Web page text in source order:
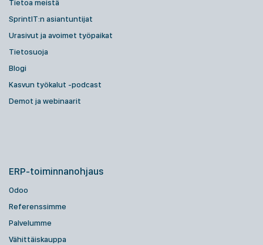
Tietoa meistä
SprintIT:n asiantuntijat
Urasivut ja avoimet työpaikat
Tietosuoja
Blogi
Kasvun työkalut -podcast
Demot ja webinaarit
ERP-toiminnanohjaus
Odoo
Referenssimme
Palvelumme
Vähittäiskauppa